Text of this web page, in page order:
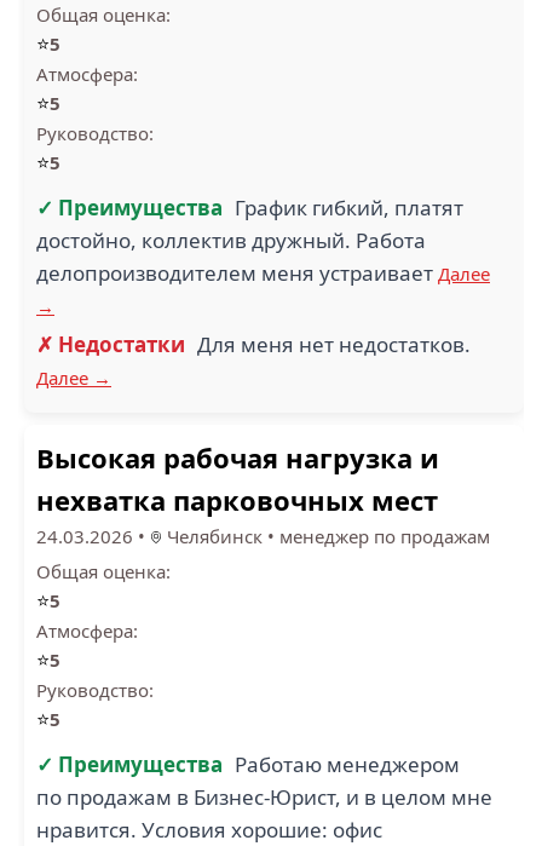
Общая оценка:
⭐5
Атмосфера:
⭐5
Руководство:
⭐5
✓ Преимущества График гибкий, платят
достойно, коллектив дружный. Работа
делопроизводителем меня устраивает Далее
→
✗ Недостатки Для меня нет недостатков.
Далее →
Высокая рабочая нагрузка и
нехватка парковочных мест
24.03.2026 • Челябинск • менеджер по продажам
Общая оценка:
⭐5
Атмосфера:
⭐5
Руководство:
⭐5
✓ Преимущества Работаю менеджером
по продажам в Бизнес-Юрист, и в целом мне
нравится. Условия хорошие: офис